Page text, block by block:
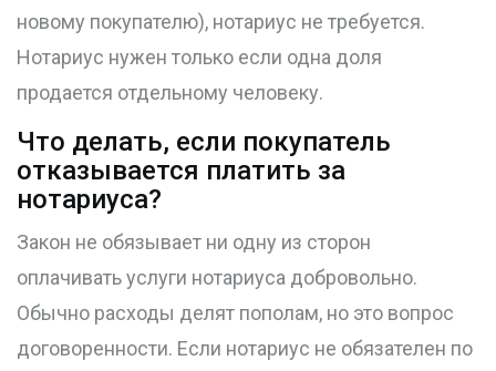
новому покупателю), нотариус не требуется.
Нотариус нужен только если одна доля
продается отдельному человеку.
Что делать, если покупатель
отказывается платить за
нотариуса?
Закон не обязывает ни одну из сторон
оплачивать услуги нотариуса добровольно.
Обычно расходы делят пополам, но это вопрос
договоренности. Если нотариус не обязателен по